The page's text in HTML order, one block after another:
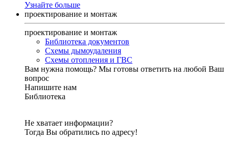
Узнайте больше
проектирование и монтаж
проектирование и монтаж
Библиотека документов
Схемы дымоудаления
Схемы отопления и ГВС
Вам нужна помощь? Мы готовы ответить на любой Ваш
вопрос
Напишите нам
Библиотека
Не хватает информации?
Тогда Вы обратились по адресу!